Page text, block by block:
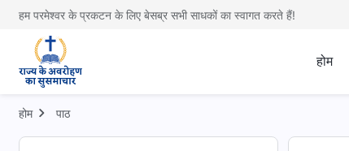
हम परमेश्वर के प्रकटन के लिए बेसब्र सभी साधकों का स्वागत करते हैं!
होम
होम पाठ
जानना | अंश 183
परमेश्वर के दैनिक वचन : परमेश्वर के कार्य को
जानना | अंश 184
परमेश्वर के दैनिक वचन : परमेश्वर के कार्य को